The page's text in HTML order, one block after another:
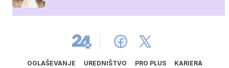
OGLAŠEVANJE UREDNIŠTVO PRO PLUS KARIERA